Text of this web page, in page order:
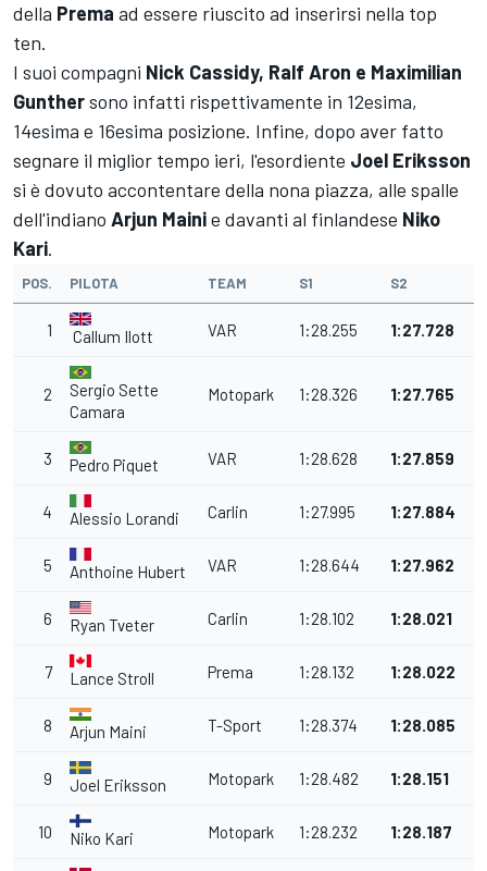
della Prema ad essere riuscito ad inserirsi nella top
ten.
I suoi compagni Nick Cassidy, Ralf Aron e Maximilian
Gunthersono infatti rispettivamente in 12esima,
14esima e 16esima posizione. Infine, dopo aver fatto
segnare il miglior tempo ieri, l'esordiente Joel Eriksson
si è dovuto accontentare della nona piazza, alle spalle
dell'indiano Arjun Mainie davanti al finlandese Niko
Kari.
POS. PILOTA TEAM S1 S2
1 Callum Ilott VAR 1:28.255 1:27.728
2
Sergio Sette
Camara
Motopark 1:28.326 1:27.765
3 Pedro Piquet VAR 1:28.628 1:27.859
4 Alessio Lorandi Carlin 1:27.995 1:27.884
5 Anthoine Hubert VAR 1:28.644 1:27.962
6 Ryan Tveter Carlin 1:28.102 1:28.021
7 Lance Stroll Prema 1:28.132 1:28.022
8 Arjun Maini T-Sport 1:28.374 1:28.085
9 Joel Eriksson Motopark 1:28.482 1:28.151
10 Niko Kari Motopark 1:28.232 1:28.187